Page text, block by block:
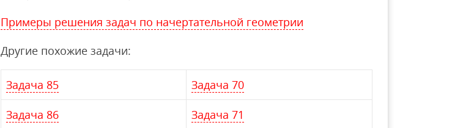
Примеры решения задач по начертательной геометрии
Другие похожие задачи:
Задача 85 Задача 70
Задача 86 Задача 71